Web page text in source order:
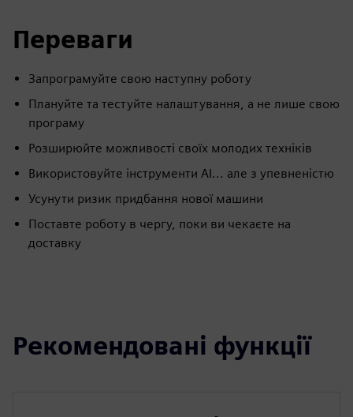
Переваги
Запрограмуйте свою наступну роботу
Плануйте та тестуйте налаштування, а не лише свою
програму
Розширюйте можливості своїх молодих техніків
Використовуйте інструменти AI... але з упевненістю
Усунути ризик придбання нової машини
Поставте роботу в чергу, поки ви чекаєте на
доставку
Рекомендовані функції